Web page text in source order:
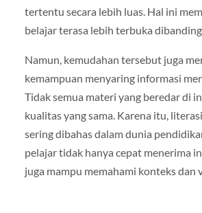
tertentu secara lebih luas. Hal ini
belajar terasa lebih terbuka dibanding
Namun, kemudahan tersebut juga
kemampuan menyaring informasi
Tidak semua materi yang beredar di
kualitas yang sama. Karena itu,
sering dibahas dalam dunia
pelajar tidak hanya cepat menerima
juga mampu memahami konteks dan